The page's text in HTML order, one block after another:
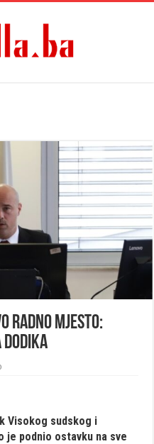
radno mjesto:
Visokog sudskog i
je podnio ostavku na sve